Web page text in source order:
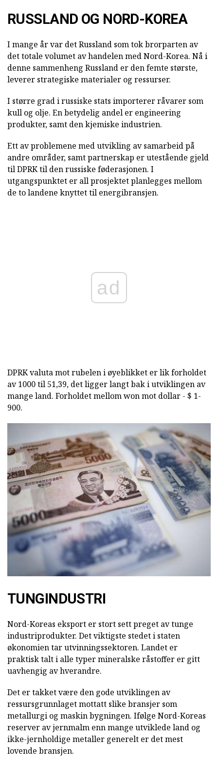
RUSSLAND OG NORD-KOREA
I mange år var det Russland som tok brorparten av
det totale volumet av handelen med Nord-Korea. Nå i
denne sammenheng Russland er den femte største,
leverer strategiske materialer og ressurser.
I større grad i russiske stats importerer råvarer som
kull og olje. En betydelig andel er engineering
produkter, samt den kjemiske industrien.
Ett av problemene med utvikling av samarbeid på
andre områder, samt partnerskap er utestående gjeld
til DPRK til den russiske føderasjonen. I
utgangspunktet er all prosjektet planlegges mellom
de to landene knyttet til energibransjen.
ad
DPRK valuta mot rubelen i øyeblikket er lik forholdet
av 1000 til 51,39, det ligger langt bak i utviklingen av
mange land. Forholdet mellom won mot dollar - $ 1-
900.
TUNGINDUSTRI
Nord-Koreas eksport er stort sett preget av tunge
industriprodukter. Det viktigste stedet i staten
økonomien tar utvinningssektoren. Landet er
praktisk talt i alle typer mineralske råstoffer er gitt
uavhengig av hverandre.
Det er takket være den gode utviklingen av
ressursgrunnlaget mottatt slike bransjer som
metallurgi og maskin bygningen. Ifølge Nord-Koreas
reserver av jernmalm enn mange utviklede land og
ikke-jernholdige metaller generelt er det mest
lovende bransjen.